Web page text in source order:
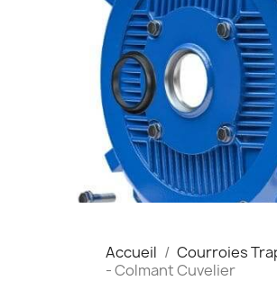
Accueil Courroies
- Colmant Cuvelier